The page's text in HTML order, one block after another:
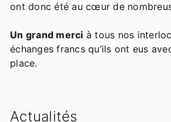
ont donc été au cœur de
Un grand merci à tous nos
échanges francs qu’ils ont eus
place.
Actualités